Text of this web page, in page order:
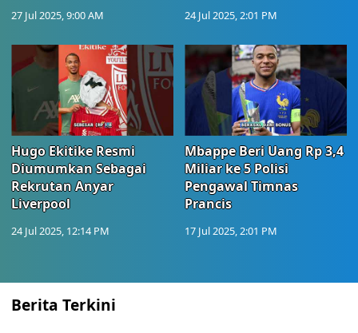
27 Jul 2025, 9:00 AM 24 Jul 2025, 2:01 PM
Hugo Ekitike Resmi
Diumumkan Sebagai
Rekrutan Anyar
Liverpool
24 Jul 2025, 12:14 PM
Mbappe Beri Uang Rp 3,4
Miliar ke 5 Polisi
Pengawal Timnas
Prancis
17 Jul 2025, 2:01 PM
Berita Terkini